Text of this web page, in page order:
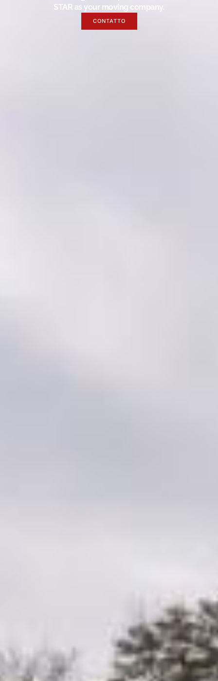
STAR as your moving company.
CONTATTO